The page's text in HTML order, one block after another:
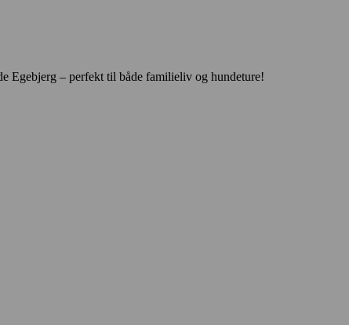
– perfekt til både familieliv og hundeture!